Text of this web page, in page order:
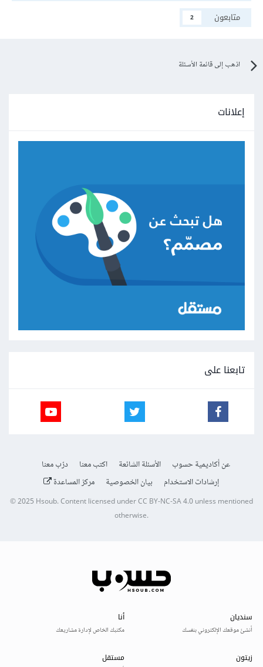
متابعون
2
اذهب إلى قائمة الأسئلة
إعلانات
تابعنا على
عن أكاديمية حسوب الأسئلة الشائعة اكتب معنا
درّب معنا
إرشادات الاستخدام
بيان الخصوصية مركز المساعدة
© 2025Hsoub.Content licensed underCC BY-NC-SA 4.0unless mentioned
otherwise.